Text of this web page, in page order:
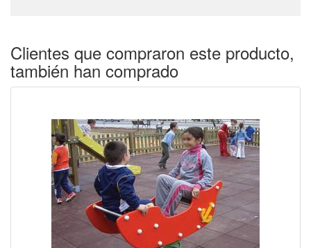
Clientes que compraron este producto,
también han comprado